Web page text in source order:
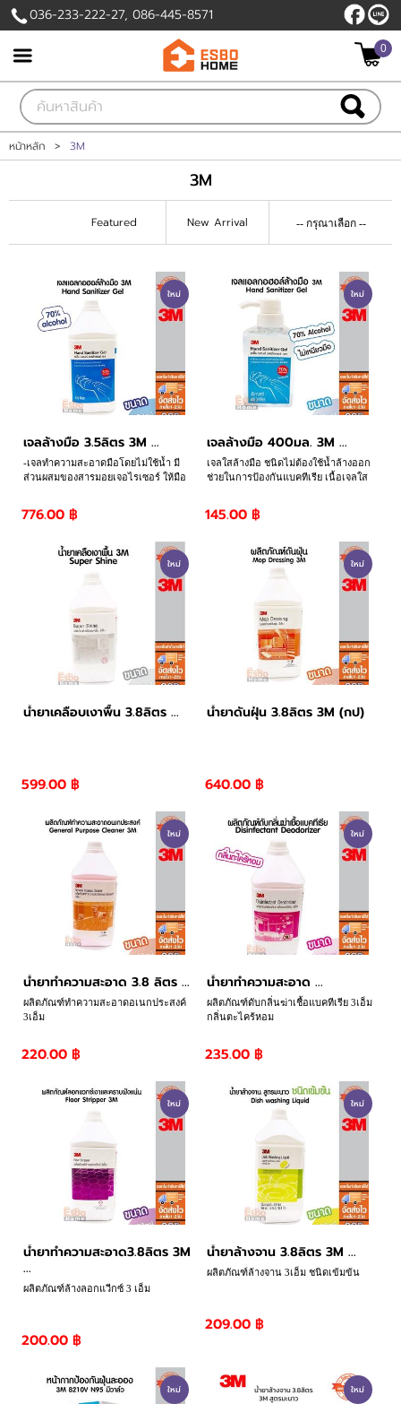
เข้าสู่ระบบ สมัครสมาชิก
สินค้าที่สนใจ ( 0 )
โปรโมชั่นวันนี้
แบรนด์
แผนกสินค้า
บัญชีผู้ใช้
ติดต่อเรา
ขั้นตอนการสั่งซื้อ
แจ้งชำระเงิน
บทความ
036-233-222-27, 086-445-8571
0
หน้าหลัก > 3M
3M
Featured New Arrival
ใหม่
เจลล้างมือ 3.5ลิตร 3M ...
-เจลทำความสะอาดมือโดยไม่ใช้น้ำ มี
ส่วนผสมของสารมอยเจอไรเซอร์ ให้มือ
776.00 ฿
ใหม่
เจลล้างมือ 400มล. 3M ...
เจลใสล้างมือ ชนิดไม่ต้องใช้น้ำล้างออก
ช่วยในการป้องกันแบคทีเรีย เนื้อเจลใส
145.00 ฿
ใหม่
น้ำยาเคลือบเงาพื้น 3.8ลิตร ...
599.00 ฿
ใหม่
น้ำยาดันฝุ่น 3.8ลิตร 3M (กป)
640.00 ฿
ใหม่
น้ำยาทำความสะอาด 3.8 ลิตร ...
ผลิตภัณฑ์ทำความสะอาดอเนกประสงค์
3เอ็ม
220.00 ฿
ใหม่
น้ำยาทำความสะอาด ...
ผลิตภัณฑ์ดับกลิ่นฆ่าเชื้อแบคทีเรีย 3เอ็ม
กลิ่นตะไคร้หอม
235.00 ฿
ใหม่
น้ำยาทำความสะอาด3.8ลิตร 3M
...
ผลิตภัณฑ์ล้างลอกแวีกซ์ 3 เอ็ม
200.00 ฿
ใหม่
น้ำยาล้างจาน 3.8ลิตร 3M ...
ผลิตภัณฑ์ล้างจาน 3เอ็ม ชนิดเข้มข้น
209.00 ฿
ใหม่ ใหม่